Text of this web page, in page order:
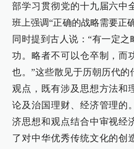
部学习贯彻党的十九届六中
班上强调“正确的战略需要正
同时提到古人说：“有一定之
功。略者不可以仓卒制，而
也。”这些散见于历朝历代的
观点，既有涉及思想方法和
论及治国理财、经济管理的
济思想和观点结合中审视经
了对中华优秀传统文化的创